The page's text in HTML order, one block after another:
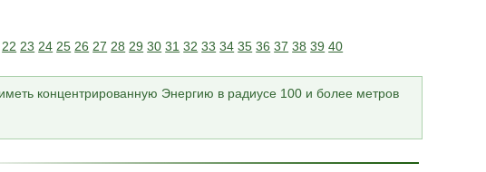
22 23 24 25 26 27 28 29 30 31 32 33 34 35 36 37 38 39 40
концентрированную Энергию в радиусе 100 и более метров